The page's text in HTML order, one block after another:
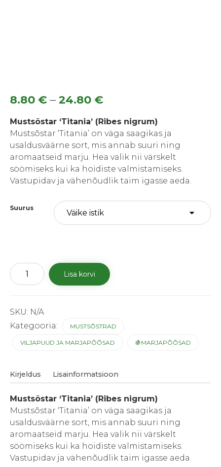
8.80 € – 24.80 €Hinnavahemik:
8.80 €
kuni
24.80 €
Mustsõstar ‘Titania’ (Ribes nigrum)
Mustsõstar ‘Titania’ on väga saagikas ja
usaldusväärne sort, mis annab suuri ning
aromaatseid marju. Hea valik nii värskelt
söömiseks kui ka hoidiste valmistamiseks.
Vastupidav ja vähenõudlik taim igasse aeda.
Suurus
Mustsõstar
'Titania'
kogus
Lisa korvi
SKU: N/A
Kategooria:
MUSTSÕSTRAD
VILJAPUUD JA MARJAPÕÕSAD 🍇MARJAPÕÕSAD
Kirjeldus Lisainformatsioon
Mustsõstar ‘Titania’ (Ribes nigrum)
Mustsõstar ‘Titania’ on väga saagikas ja
usaldusväärne sort, mis annab suuri ning
aromaatseid marju. Hea valik nii värskelt
söömiseks kui ka hoidiste valmistamiseks.
Vastupidav ja vähenõudlik taim igasse aeda.